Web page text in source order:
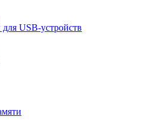
USB-устройств